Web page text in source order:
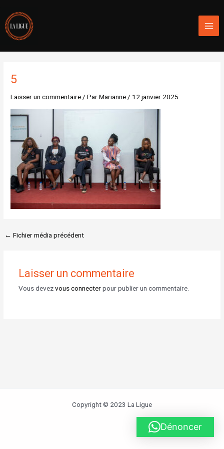
contenu
5
Laisser un commentaire/ ParMarianne/ 12 janvier 2025
← Fichier média précédent
Laisser un commentaire
Vous devezvous connecterpour publier un commentaire.
Copyright © 2023 La Ligue
Dénoncer